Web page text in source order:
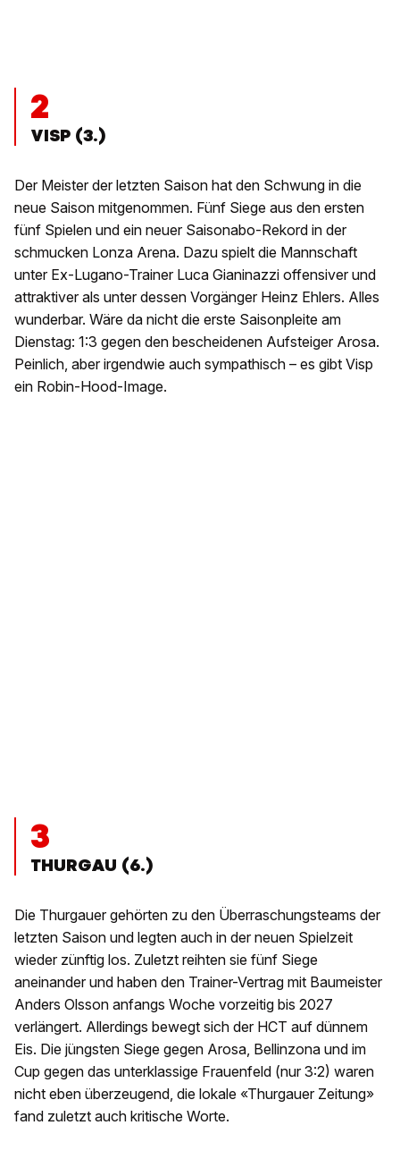
2
VISP (3.)
Der Meister der letzten Saison hat den Schwung in die
neue Saison mitgenommen. Fünf Siege aus den ersten
fünf Spielen und ein neuer Saisonabo-Rekord in der
schmucken Lonza Arena. Dazu spielt die Mannschaft
unter Ex-Lugano-Trainer Luca Gianinazzi offensiver und
attraktiver als unter dessen Vorgänger Heinz Ehlers. Alles
wunderbar. Wäre da nicht die erste Saisonpleite am
Dienstag: 1:3 gegen den bescheidenen Aufsteiger Arosa.
Peinlich, aber irgendwie auch sympathisch – es gibt Visp
ein Robin-Hood-Image.
3
THURGAU (6.)
Die Thurgauer gehörten zu den Überraschungsteams der
letzten Saison und legten auch in der neuen Spielzeit
wieder zünftig los. Zuletzt reihten sie fünf Siege
aneinander und haben den Trainer-Vertrag mit Baumeister
Anders Olsson anfangs Woche vorzeitig bis 2027
verlängert. Allerdings bewegt sich der HCT auf dünnem
Eis. Die jüngsten Siege gegen Arosa, Bellinzona und im
Cup gegen das unterklassige Frauenfeld (nur 3:2) waren
nicht eben überzeugend, die lokale «Thurgauer Zeitung»
fand zuletzt auch kritische Worte.